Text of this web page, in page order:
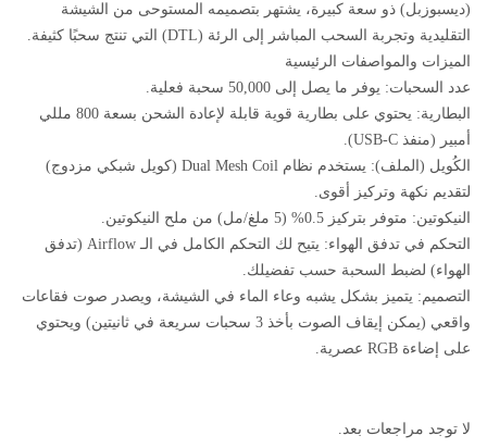
(ديسبوزبل) ذو سعة كبيرة، يشتهر بتصميمه المستوحى من الشيشة
التقليدية وتجربة السحب المباشر إلى الرئة (DTL) التي تنتج سحبًا كثيفة.
الميزات والمواصفات الرئيسية
عدد السحبات: يوفر ما يصل إلى 50,000 سحبة فعلية.
البطارية: يحتوي على بطارية قوية قابلة لإعادة الشحن بسعة 800 مللي
أمبير (منفذ USB-C).
الكُويل (الملف): يستخدم نظام Dual Mesh Coil (كويل شبكي مزدوج)
لتقديم نكهة وتركيز أقوى.
النيكوتين: متوفر بتركيز 0.5% (5 ملغ/مل) من ملح النيكوتين.
التحكم في تدفق الهواء: يتيح لك التحكم الكامل في الـ Airflow (تدفق
الهواء) لضبط السحبة حسب تفضيلك.
التصميم: يتميز بشكل يشبه وعاء الماء في الشيشة، ويصدر صوت فقاعات
واقعي (يمكن إيقاف الصوت بأخذ 3 سحبات سريعة في ثانيتين) ويحتوي
على إضاءة RGB عصرية.
لا توجد مراجعات بعد.